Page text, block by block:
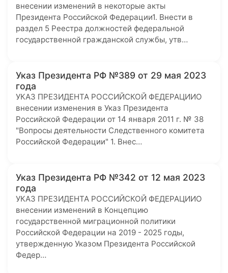
внесении изменений в некоторые акты
Президента Российской Федерации1. Внести в
раздел 5 Реестра должностей федеральной
государственной гражданской службы, утв…
Указ Президента РФ №389 от 29 мая 2023
года
УКАЗ ПРЕЗИДЕНТА РОССИЙСКОЙ ФЕДЕРАЦИИО
внесении изменения в Указ Президента
Российской Федерации от 14 января 2011 г. № 38
"Вопросы деятельности Следственного комитета
Российской Федерации" 1. Внес…
Указ Президента РФ №342 от 12 мая 2023
года
УКАЗ ПРЕЗИДЕНТА РОССИЙСКОЙ ФЕДЕРАЦИИО
внесении изменений в Концепцию
государственной миграционной политики
Российской Федерации на 2019 - 2025 годы,
утвержденную Указом Президента Российской
Федер…